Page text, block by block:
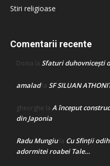
Stiri religioase
Comentarii recente
Doina la Sfaturi duhovnicești
amaladla SF SILUAN
gheorghe la A început
din Japonia
Radu Mungiula Cu Sfinții
adormitei roabei Tale…